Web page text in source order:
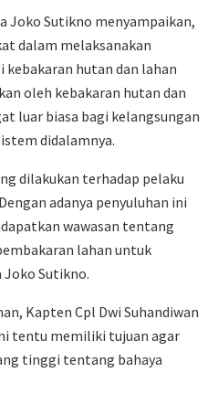
Joko Sutikno menyampaikan,
dalam melaksanakan
kebakaran hutan dan lahan
oleh kebakaran hutan dan
luar biasa bagi kelangsungan
didalamnya.
dilakukan terhadap pelaku
adanya penyuluhan ini
wawasan tentang
lahan untuk
Joko Sutikno.
Kapten Cpl Dwi Suhandiwan
tentu memiliki tujuan agar
tinggi tentang bahaya